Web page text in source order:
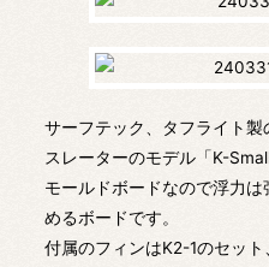
サーフテック、タフライト
スレーターのモデル「K-
モールドボードなので浮力
めるボードです。
付属のフィンはK2-1のセッ